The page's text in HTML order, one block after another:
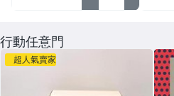
行動任意門
超人氣賣家